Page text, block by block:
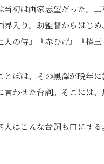
当初は画家志望だった。
界入り。助監督からはじ
人の侍』『赤ひげ』『椿
とばは、その黒澤が晩年
言わせた台詞。そこには
人はこんな台詞も口にする。